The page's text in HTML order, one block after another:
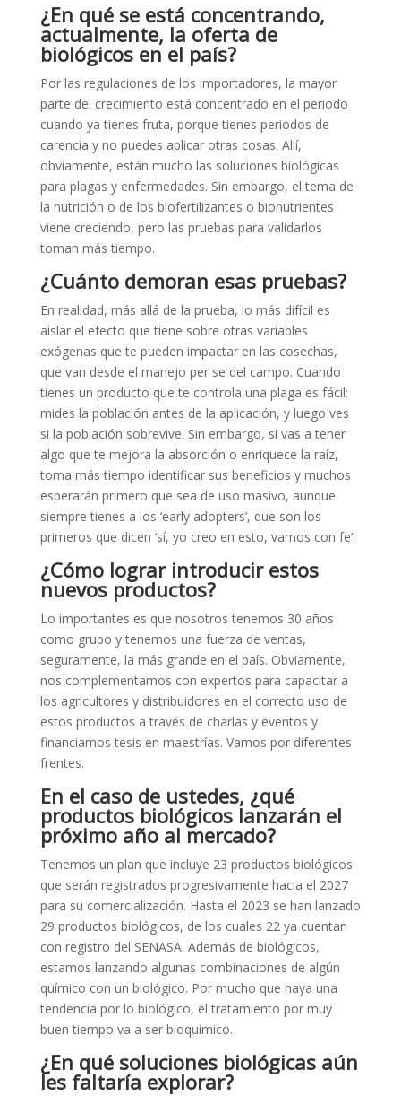
¿En qué se está concentrando,
actualmente, la oferta de
biológicos en el país?
Por las regulaciones de los importadores, la mayor
parte del crecimiento está concentrado en el periodo
cuando ya tienes fruta, porque tienes periodos de
carencia y no puedes aplicar otras cosas. Allí,
obviamente, están mucho las soluciones biológicas
para plagas y enfermedades. Sin embargo, el tema de
la nutrición o de los biofertilizantes o bionutrientes
viene creciendo, pero las pruebas para validarlos
toman más tiempo.
¿Cuánto demoran esas pruebas?
En realidad, más allá de la prueba, lo más difícil es
aislar el efecto que tiene sobre otras variables
exógenas que te pueden impactar en las cosechas,
que van desde el manejo per se del campo. Cuando
tienes un producto que te controla una plaga es fácil:
mides la población antes de la aplicación, y luego ves
si la población sobrevive. Sin embargo, si vas a tener
algo que te mejora la absorción o enriquece la raíz,
toma más tiempo identificar sus beneficios y muchos
esperarán primero que sea de uso masivo, aunque
siempre tienes a los ‘early adopters’, que son los
primeros que dicen ‘sí, yo creo en esto, vamos con fe’.
¿Cómo lograr introducir estos
nuevos productos?
Lo importantes es que nosotros tenemos 30 años
como grupo y tenemos una fuerza de ventas,
seguramente, la más grande en el país. Obviamente,
nos complementamos con expertos para capacitar a
los agricultores y distribuidores en el correcto uso de
estos productos a través de charlas y eventos y
financiamos tesis en maestrías. Vamos por diferentes
frentes.
En el caso de ustedes, ¿qué
productos biológicos lanzarán el
próximo año al mercado?
Tenemos un plan que incluye 23 productos biológicos
que serán registrados progresivamente hacia el 2027
para su comercialización. Hasta el 2023 se han lanzado
29 productos biológicos, de los cuales 22 ya cuentan
con registro del SENASA. Además de biológicos,
estamos lanzando algunas combinaciones de algún
químico con un biológico. Por mucho que haya una
tendencia por lo biológico, el tratamiento por muy
buen tiempo va a ser bioquímico.
¿En qué soluciones biológicas aún
les faltaría explorar?